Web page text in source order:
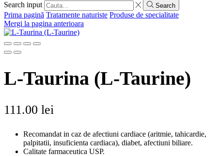
Search input
Search
Prima pagină Tratamente naturiste Produse de specialitate
Mergi la pagina anterioara
L-Taurina (L-Taurine)
111.00 lei
Recomandat in caz de afectiuni cardiace (aritmie, tahicardie,
palpitatii, insuficienta cardiaca), diabet, afectiuni biliare.
Calitate farmaceutica USP.